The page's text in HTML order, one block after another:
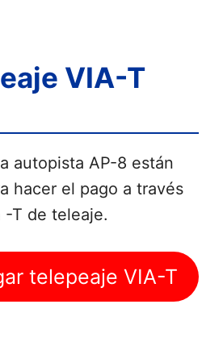
VIA-T
autopista AP-8 están
hacer el pago a través
-T de teleaje.
telepeaje VIA-T